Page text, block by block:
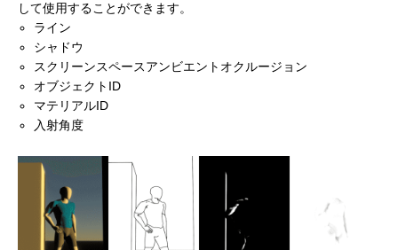
アニメーションによるリッチコンテンツで
差別化を！ Character Creator/Mayaとの連
携 – アパレル業界DXセミナーPart3「3Dで
実現できる未来」
2022.03.20
して使用することができます。
ライン
シャドウ
スクリーンスペースアンビエントオクルージョン
オブジェクトID
マテリアルID
入射角度